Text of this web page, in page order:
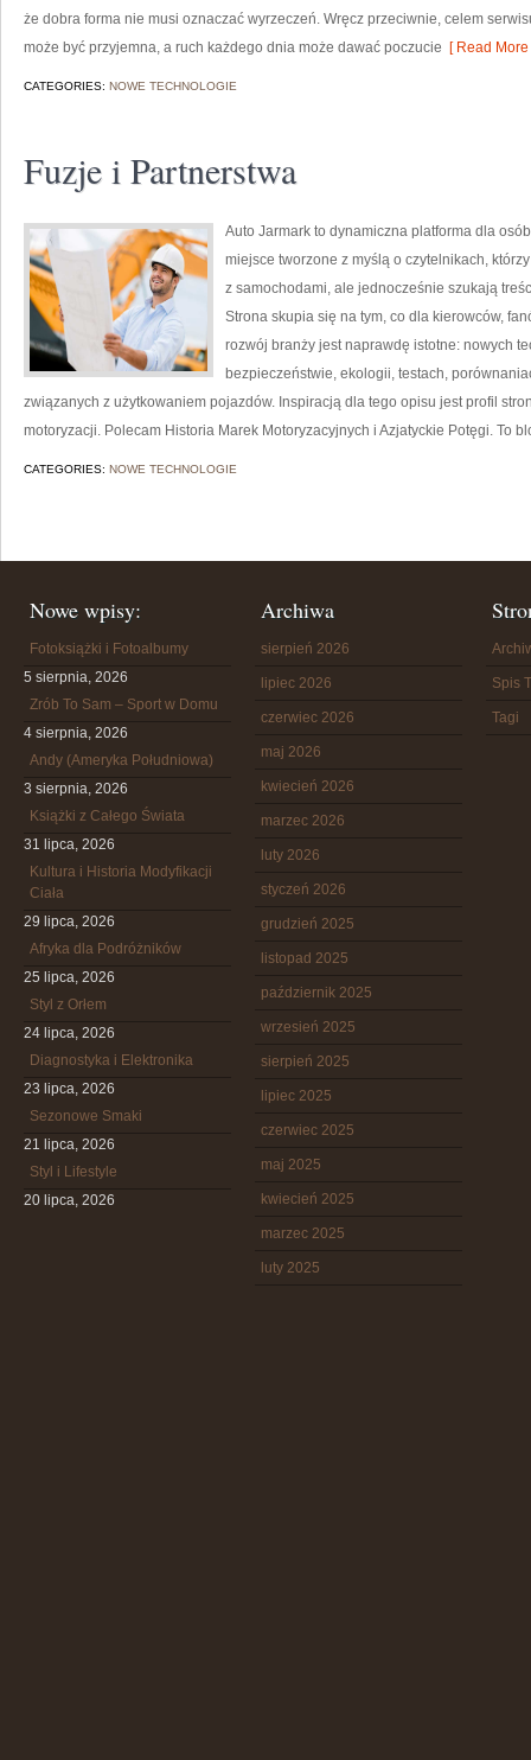
że dobra forma nie musi oznaczać wyrzeczeń. Wręcz przeciwnie, celem
może być przyjemna, a ruch każdego dnia może dawać poczucie [ Read More
CATEGORIES: NOWE TECHNOLOGIE
Fuzje i Partnerstwa
Auto Jarmark to dynamiczna platforma dla
miejsce tworzone z myślą o czytelnikach,
z samochodami, ale jednocześnie szukają
Strona skupia się na tym, co dla kierowców,
rozwój branży jest naprawdę istotne: nowych
bezpieczeństwie, ekologii, testach,
związanych z użytkowaniem pojazdów. Inspiracją dla tego opisu jest profil
motoryzacji. Polecam Historia Marek Motoryzacyjnych i Azjatyckie Potęgi. To
CATEGORIES: NOWE TECHNOLOGIE
Nowe wpisy:
Fotoksiążki i Fotoalbumy
5 sierpnia, 2026
Zrób To Sam – Sport w Domu
4 sierpnia, 2026
Andy (Ameryka Południowa)
3 sierpnia, 2026
Książki z Całego Świata
31 lipca, 2026
Kultura i Historia Modyfikacji
Ciała
29 lipca, 2026
Afryka dla Podróżników
25 lipca, 2026
Styl z Orłem
24 lipca, 2026
Diagnostyka i Elektronika
23 lipca, 2026
Sezonowe Smaki
21 lipca, 2026
Styl i Lifestyle
20 lipca, 2026
Archiwa
sierpień 2026
lipiec 2026
czerwiec 2026
maj 2026
kwiecień 2026
marzec 2026
luty 2026
styczeń 2026
grudzień 2025
listopad 2025
październik 2025
wrzesień 2025
sierpień 2025
lipiec 2025
czerwiec 2025
maj 2025
kwiecień 2025
marzec 2025
luty 2025
Spis
Tagi